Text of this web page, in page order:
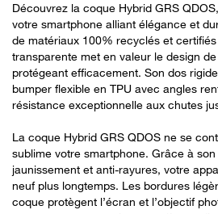
Découvrez la coque Hybrid GRS
votre smartphone alliant élégance et
de matériaux 100% recyclés et
transparente met en valeur le design
protégeant efficacement. Son dos
bumper flexible en TPU avec angles
résistance exceptionnelle aux chutes
La coque Hybrid GRS QDOS ne se
sublime votre smartphone. Grâce à
jaunissement et anti-rayures, votre
neuf plus longtemps. Les bordures
coque protègent l’écran et l’objectif